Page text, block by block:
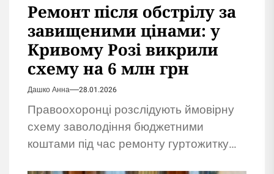
Ремонт після обстрілу за
завищеними цінами: у
Кривому Розі викрили
схему на 6 млн грн
Дашко Анна 28.01.2026
Правоохоронці розслідують ймовірну
схему заволодіння бюджетними
коштами під час ремонту гуртожитку